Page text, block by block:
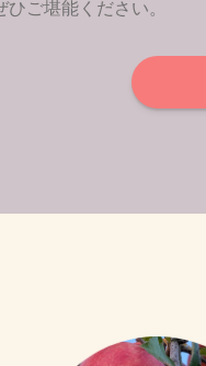
ご堪能ください。